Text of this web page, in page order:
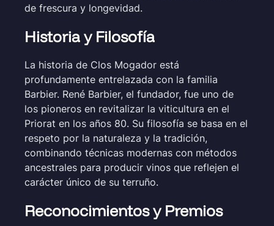
de frescura y longevidad.
Historia y Filosofía
La historia de Clos Mogador está
profundamente entrelazada con la familia
Barbier. René Barbier, el fundador, fue uno de
los pioneros en revitalizar la viticultura en el
Priorat en los años 80. Su filosofía se basa en el
respeto por la naturaleza y la tradición,
combinando técnicas modernas con métodos
ancestrales para producir vinos que reflejen el
carácter único de su terruño.
Reconocimientos y Premios